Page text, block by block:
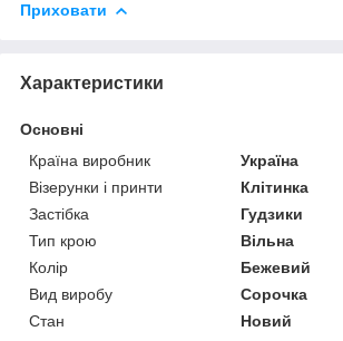
Приховати
Характеристики
Основні
Країна виробник
Україна
Візерунки і принти
Клітинка
Застібка
Гудзики
Тип крою
Вільна
Колір
Бежевий
Вид виробу
Сорочка
Стан
Новий